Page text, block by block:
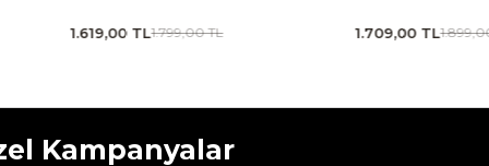
1.709,00 TL1.899,00 TL 1.979,00 TL2.199,00
Kampanyalar